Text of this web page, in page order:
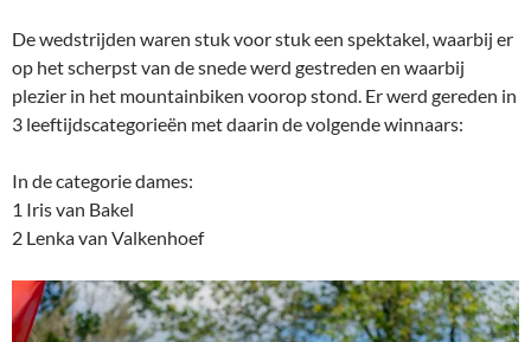
De wedstrijden waren stuk voor stuk een spektakel, waarbij er
op het scherpst van de snede werd gestreden en waarbij
plezier in het mountainbiken voorop stond. Er werd gereden in
3 leeftijdscategorieën met daarin de volgende winnaars:
In de categorie dames:
1 Iris van Bakel
2 Lenka van Valkenhoef